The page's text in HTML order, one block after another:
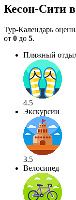
Кесон-Сити
Тур-Календарь
от 0 до 5.
Пляжный
4.5
Экскурсии
3.5
Велосипед